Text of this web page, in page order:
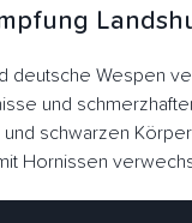
deutsche Wespen
und
und schwarzen
Hornissen